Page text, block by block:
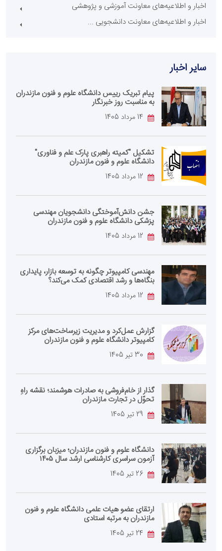
اخبار و اطلاعیه‌های معاونت آموزشی و پژوهشی
اخبار و اطلاعیه‌های معاونت دانشجویی ...
سایر اخبار
پیام تبریک رییس دانشگاه علوم و فنون مازندران
به مناسبت روز خبرنگار
تشکیل "کمیته راهبری پارک علم و فناوری"
دانشگاه علوم و فنون مازندران
جشن دانش‌آموختگی دانشجویان مهندسی
پزشکی دانشگاه علوم و فنون مازندران
مهندسی کامپیوتر چگونه به توسعه بازار، پایداری
بنگاه‌ها و رشد اقتصادی کمک می‌کند؟
گزارش عمل‌کرد و مدیریت زیرساخت‌های مرکز
کامپیوتر دانشگاه علوم و فنون مازندران
گذار از خام‌فروشی به صادرات هوشمند؛ نقشه راهِ
تحوّل در تجارت مازندران
دانشگاه علوم و فنون مازندران؛ میزبان برگزاری
آزمون سراسری کارشناسی‌ ارشد سال ۱۴۰۵
ارتقای عضو هیات علمی دانشگاه علوم و فنون
مازندران به مرتبه استادی